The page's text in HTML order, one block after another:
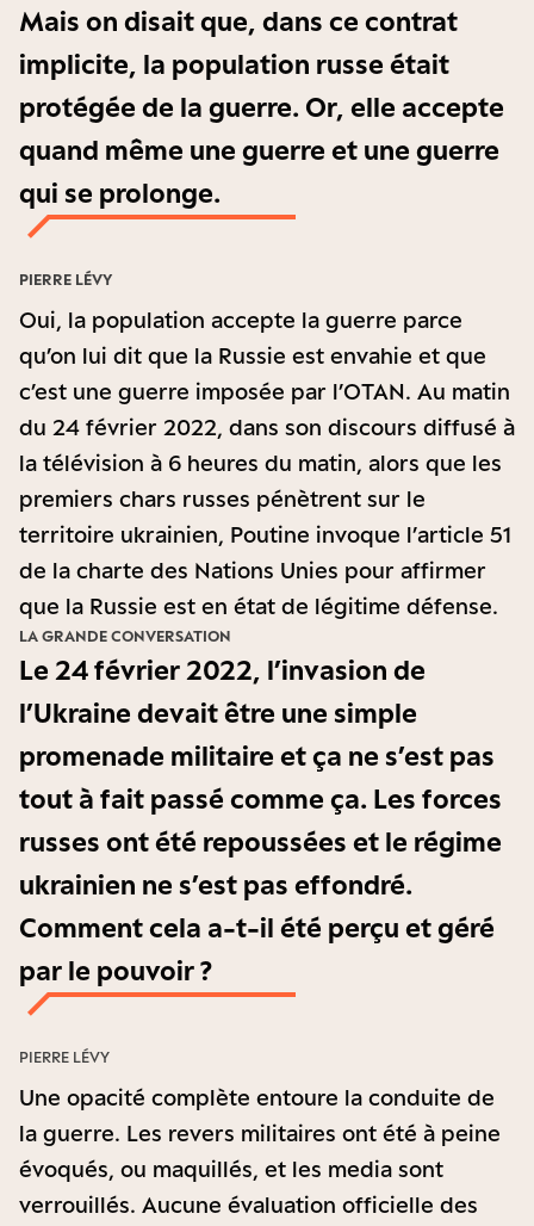
Mais on disait que, dans ce contrat
implicite, la population russe était
protégée de la guerre. Or, elle accepte
quand même une guerre et une guerre
qui se prolonge.
Oui, la population accepte la guerre parce
qu’on lui dit que la Russie est envahie et que
c’est une guerre imposée par l’OTAN. Au matin
du 24 février 2022, dans son discours diffusé à
la télévision à 6 heures du matin, alors que les
premiers chars russes pénètrent sur le
territoire ukrainien, Poutine invoque l’article 51
de la charte des Nations Unies pour affirmer
que la Russie est en état de légitime défense.
PIERRE LÉVY
Le 24 février 2022, l’invasion de
l’Ukraine devait être une simple
promenade militaire et ça ne s’est pas
tout à fait passé comme ça. Les forces
russes ont été repoussées et le régime
ukrainien ne s’est pas effondré.
Comment cela a-t-il été perçu et géré
par le pouvoir ?
LA GRANDE CONVERSATION
Une opacité complète entoure la conduite de
la guerre. Les revers militaires ont été à peine
évoqués, ou maquillés, et les media sont
verrouillés. Aucune évaluation officielle des
PIERRE LÉVY